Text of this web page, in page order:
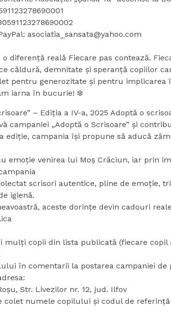
asociatia_sansata@yahoo.com
diferență reală Fiecare pas contează.
căldură, demnitate și speranță copiilor
pentru generozitate și pentru implicarea
iarna în bucurie! ❄️
– Ediția a IV-a, 2025 Adoptă o
campaniei „Adoptă o Scrisoare” și
ediție, campania își propune să aducă
emoție venirea lui Moș Crăciun, iar prin
scrisori autentice, pline de emoție,
igienă.
aceste dorințe devin cadouri
mulți copii din lista publicată (fiecare
în comentarii la postarea campaniei
Str. Livezilor nr. 12, jud. Ilfov
colet numele copilului și codul de